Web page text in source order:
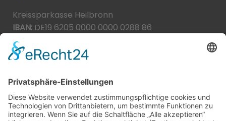
Kreissparkasse Heilbronn
IBAN: DE19 6205 0000 0000 0288 86
BIC:
Spende direkt via PayPal
JETZT SPENDEN